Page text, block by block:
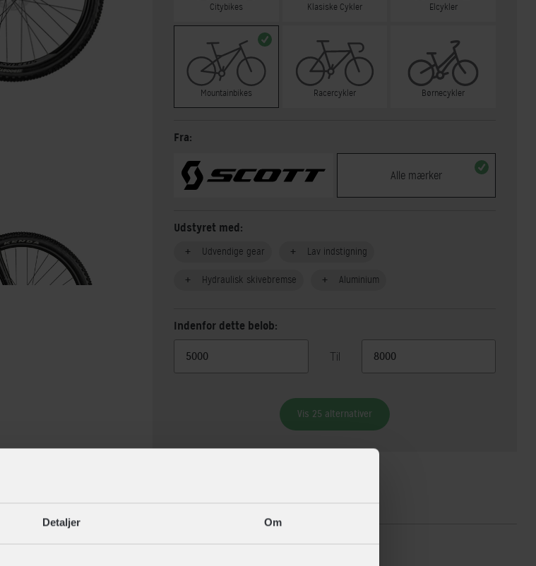
Detaljer Om
Citybikes Klasiske Cykler Elcykler
Mountainbikes Racercykler Børnecykler
Fra:
Alle mærker
Udstyret med:
Udvendige gear Lav indstigning
Hydraulisk skivebremse Aluminium
Indenfor dette beløb:
Til
Vis 25 alternativer